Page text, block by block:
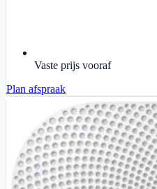
Vaste prijs vooraf
Plan afspraak